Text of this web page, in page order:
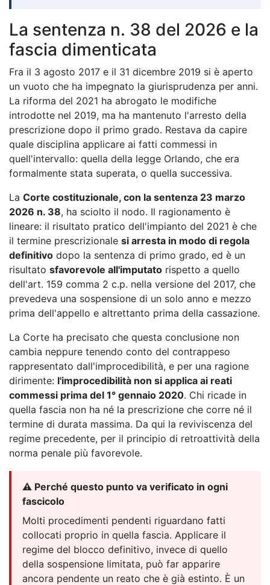
La sentenza n. 38 del 2026 e la
fascia dimenticata
Fra il 3 agosto 2017 e il 31 dicembre 2019 si è aperto
un vuoto che ha impegnato la giurisprudenza per anni.
La riforma del 2021 ha abrogato le modifiche
introdotte nel 2019, ma ha mantenuto l'arresto della
prescrizione dopo il primo grado. Restava da capire
quale disciplina applicare ai fatti commessi in
quell'intervallo: quella della legge Orlando, che era
formalmente stata superata, o quella successiva.
La Corte costituzionale, con la sentenza 23 marzo
2026 n. 38, ha sciolto il nodo. Il ragionamento è
lineare: il risultato pratico dell'impianto del 2021 è che
il termine prescrizionale si arresta in modo di regola
definitivo dopo la sentenza di primo grado, ed è un
risultato sfavorevole all'imputato rispetto a quello
dell'art. 159 comma 2 c.p. nella versione del 2017, che
prevedeva una sospensione di un solo anno e mezzo
prima dell'appello e altrettanto prima della cassazione.
La Corte ha precisato che questa conclusione non
cambia neppure tenendo conto del contrappeso
rappresentato dall'improcedibilità, e per una ragione
dirimente: l'improcedibilità non si applica ai reati
commessi prima del 1° gennaio 2020. Chi ricade in
quella fascia non ha né la prescrizione che corre né il
termine di durata massima. Da qui la reviviscenza del
regime precedente, per il principio di retroattività della
norma penale più favorevole.
⚠️ Perché questo punto va verificato in ogni
fascicolo
Molti procedimenti pendenti riguardano fatti
collocati proprio in quella fascia. Applicare il
regime del blocco definitivo, invece di quello
della sospensione limitata, può far apparire
ancora pendente un reato che è già estinto. È un